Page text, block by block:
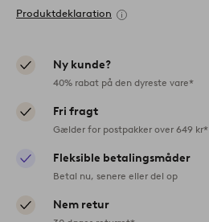
Produktdeklaration
Ny kunde?
40% rabat på den dyreste vare*
Fri fragt
Gælder for postpakker over 649 kr*
Fleksible betalingsmåder
Betal nu, senere eller del op
Nem retur